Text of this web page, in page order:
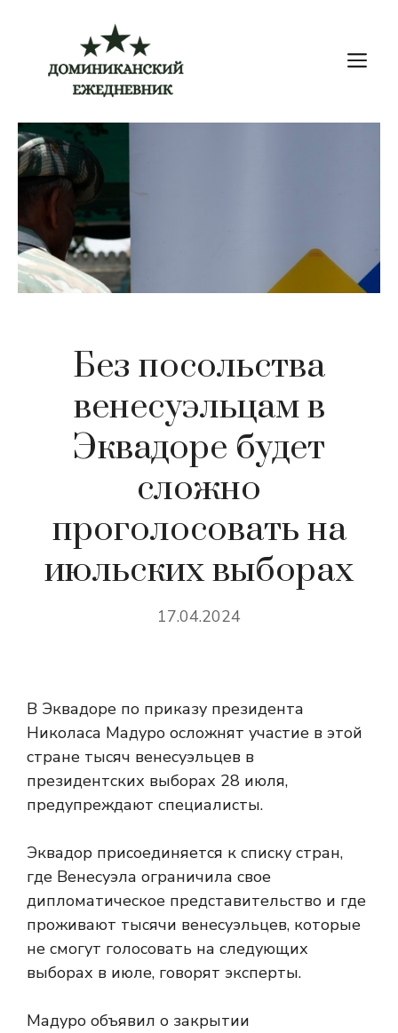
содержимому
Без посольства
венесуэльцам в
Эквадоре будет
сложно
проголосовать на
июльских выборах
17.04.2024
В Эквадоре по приказу президента
Николаса Мадуро осложнят участие в этой
стране тысяч венесуэльцев в
президентских выборах 28 июля,
предупреждают специалисты.
Эквадор присоединяется к списку стран,
где Венесуэла ограничила свое
дипломатическое представительство и где
проживают тысячи венесуэльцев, которые
не смогут голосовать на следующих
выборах в июле, говорят эксперты.
Мадуро объявил о закрытии